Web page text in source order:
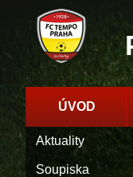
ÚVOD
Aktuality
Soupiska